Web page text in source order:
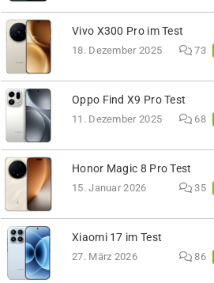
Vivo X300 Pro im Test
18. Dezember 2025 73
Oppo Find X9 Pro Test
11. Dezember 2025 68
Honor Magic 8 Pro Test
15. Januar 2026 35
Xiaomi 17 im Test
27. März 2026 86